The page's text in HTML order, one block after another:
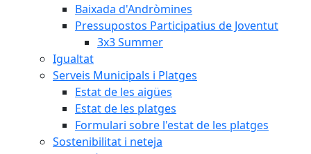
Baixada d'Andròmines
Pressupostos Participatius de Joventut
3x3 Summer
Igualtat
Serveis Municipals i Platges
Estat de les aigües
Estat de les platges
Formulari sobre l'estat de les platges
Sostenibilitat i neteja